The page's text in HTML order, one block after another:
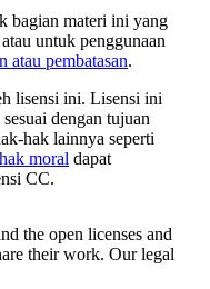
bagian materi ini yang
untuk penggunaan
atau pembatasan.
lisensi ini. Lisensi ini
dengan tujuan
hak lainnya seperti
moral dapat
CC.
the open licenses and
their work. Our legal